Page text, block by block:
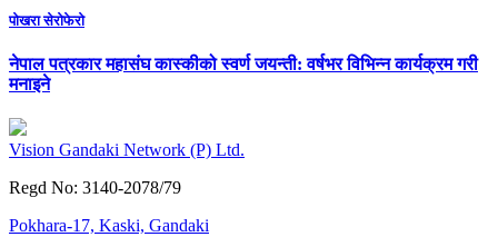
पाेखरा सेराेफेराे
नेपाल पत्रकार महासंघ कास्कीको स्वर्ण जयन्ती: वर्षभर विभिन्न कार्यक्रम गरी
मनाइने
Vision Gandaki Network (P) Ltd.
Regd No: 3140-2078/79
Pokhara-17, Kaski, Gandaki